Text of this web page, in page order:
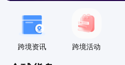
跨境资讯 跨境活动